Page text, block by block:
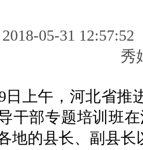
2018-05-31
上午，河北省推
干部专题培训班
地的县长、副县